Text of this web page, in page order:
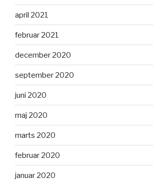
april 2021
februar 2021
december 2020
september 2020
juni 2020
maj 2020
marts 2020
februar 2020
januar 2020